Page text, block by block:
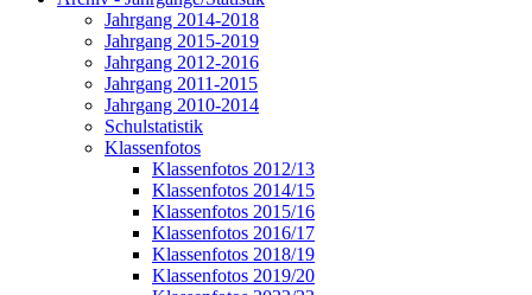
Jahrgang 2014-2018
Jahrgang 2015-2019
Jahrgang 2012-2016
Jahrgang 2011-2015
Jahrgang 2010-2014
Schulstatistik
Klassenfotos
Klassenfotos 2012/13
Klassenfotos 2014/15
Klassenfotos 2015/16
Klassenfotos 2016/17
Klassenfotos 2018/19
Klassenfotos 2019/20